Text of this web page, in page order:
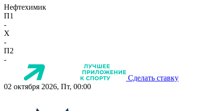
Нефтехимик
П1
-
X
-
П2
-
Сделать ставку
02 октября 2026, Пт, 00:00